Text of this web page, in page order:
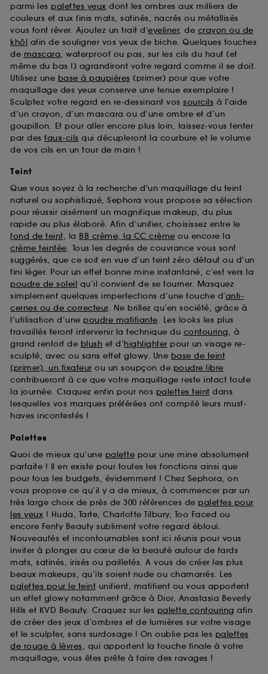
parmi les palettes yeux dont les ombres aux milliers de
couleurs et aux finis mats, satinés, nacrés ou métallisés
vous font rêver. Ajoutez un trait d’eyeliner, de crayon ou de
khôl afin de souligner vos yeux de biche. Quelques touches
de mascara, waterproof ou pas, sur les cils du haut (et
même du bas !) agrandiront votre regard comme il se doit.
Utilisez une base à paupières (primer) pour que votre
maquillage des yeux conserve une tenue exemplaire !
Sculptez votre regard en re-dessinant vos sourcils à l’aide
d’un crayon, d’un mascara ou d’une ombre et d’un
goupillon. Et pour aller encore plus loin, laissez-vous tenter
par des faux-cils qui décupleront la courbure et le volume
de vos cils en un tour de main !
Teint
Que vous soyez à la recherche d'un maquillage du teint
naturel ou sophistiqué, Sephora vous propose sa sélection
pour réussir aisément un magnifique makeup, du plus
rapide au plus élaboré. Afin d’unifier, choisissez entre le
fond de teint, la BB crème, la CC crème ou encore la
crème teintée. Tous les degrés de couvrance vous sont
suggérés, que ce soit en vue d’un teint zéro défaut ou d’un
fini léger. Pour un effet bonne mine instantané, c’est vers la
poudre de soleil qu’il convient de se tourner. Masquez
simplement quelques imperfections d’une touche d’anti-
cernes ou de correcteur. Ne brillez qu’en société, grâce à
l’utilisation d’une poudre matifiante. Les looks les plus
travaillés feront intervenir la technique du contouring, à
grand renfort de blush et d’highlighter pour un visage re-
sculpté, avec ou sans effet glowy. Une base de teint
(primer), un fixateur ou un soupçon de poudre libre
contribueront à ce que votre maquillage reste intact toute
la journée. Craquez enfin pour nos palettes teint dans
lesquelles vos marques préférées ont compilé leurs must-
haves incontestés !
Palettes
Quoi de mieux qu’une palette pour une mine absolument
parfaite ! Il en existe pour toutes les fonctions ainsi que
pour tous les budgets, évidemment ! Chez Sephora, on
vous propose ce qu’il y a de mieux, à commencer par un
très large choix de près de 300 références de palettes pour
les yeux ! Huda, Tarte, Charlotte Tilbury, Too Faced ou
encore Fenty Beauty subliment votre regard ébloui.
Nouveautés et incontournables sont ici réunis pour vous
inviter à plonger au cœur de la beauté autour de fards
mats, satinés, irisés ou pailletés. A vous de créer les plus
beaux makeups, qu’ils soient nude ou chamarrés. Les
palettes pour le teint unifient, matifient ou vous apportent
un effet glowy notamment grâce à Dior, Anastasia Beverly
Hills et KVD Beauty. Craquez sur les palette contouring afin
de créer des jeux d’ombres et de lumières sur votre visage
et le sculpter, sans surdosage ! On oublie pas les palettes
de rouge à lèvres, qui apportent la touche finale à votre
maquillage, vous êtes prête à faire des ravages !